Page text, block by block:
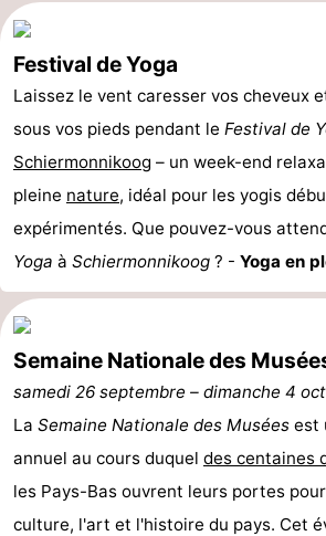
du
vélo
Randonnée
-
Peche
-
Promenade
les
Wadden
Observation
phoques
Boire
et
manger
Événements
Pratiques
Forum
Route
-
Stationnement
Adresses
Festival de Yoga
Laissez le vent caresser vos cheveux
sous vos pieds pendant le Festival de
Schiermonnikoog – un week-end
pleine nature, idéal pour les yogis
expérimentés. Que pouvez-vous
Yoga à Schiermonnikoog ? - Yoga en
Semaine Nationale des
samedi 26 septembre – dimanche 4
La Semaine Nationale des Musées est
annuel au cours duquel des centaines
les Pays-Bas ouvrent leurs portes
culture, l'art et l'histoire du pays. Cet